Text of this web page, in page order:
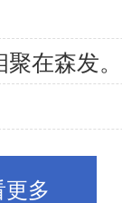
在森发
更多